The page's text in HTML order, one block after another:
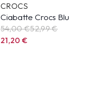
CROCS
Ciabatte Crocs Blu
54,00 €52,99€
21,20€